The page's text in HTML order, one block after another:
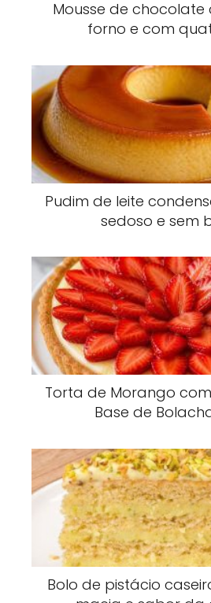
Mousse de chocolate
forno e com
Pudim de leite
sedoso e sem
Torta de Morango
Base de
Bolo de pistácio